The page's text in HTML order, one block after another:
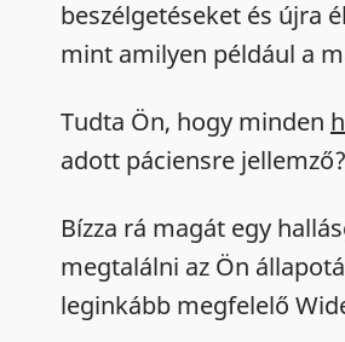
beszélgetéseket és újra
mint amilyen például a
Tudta Ön, hogy minden
adott páciensre jellemző?
Bízza rá magát egy
megtalálni az Ön
leginkább megfelelő